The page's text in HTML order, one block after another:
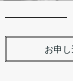
お申